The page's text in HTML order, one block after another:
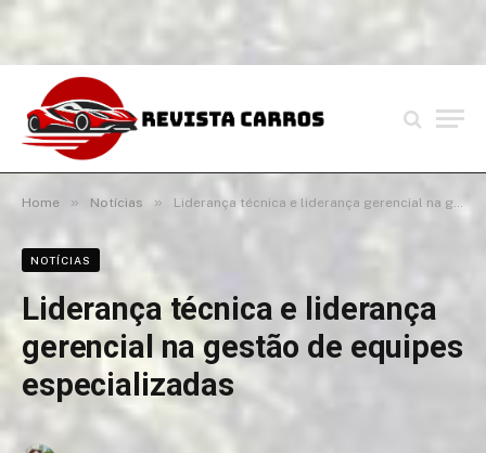
Home » Notícias » Liderança técnica e liderança gerencial na gestão de equipes especializadas
NOTÍCIAS
Liderança técnica e liderança
gerencial na gestão de equipes
especializadas